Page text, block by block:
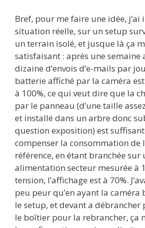
Bref, pour me faire une idée, j’ai
situation réelle, sur un setup
un terrain isolé, et jusque là ça
satisfaisant : après une semaine
dizaine d’envois d’e-mails par
batterie affiché par la caméra
à 100%, ce qui veut dire que la
par le panneau (d’une taille
et installé dans un arbre donc
question exposition) est
compenser la consommation de
référence, en étant branchée sur
alimentation secteur mesurée à
tension, l’affichage est à 70%.
peu peur qu’en ayant la caméra
le setup, et devant a
le boîtier pour la rebrancher, ça